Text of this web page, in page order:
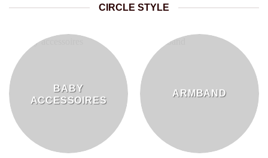
CIRCLE STYLE
BABY
ACCESSOIRES
ARMBAND